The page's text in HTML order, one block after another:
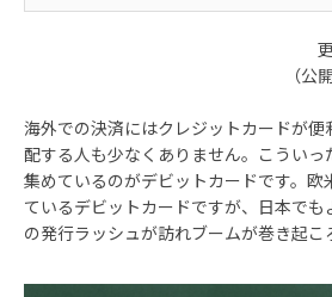
（公
海外での決済にはクレジットカードが
配する人も少なくありません。こうい
集めているのがデビットカードです。欧
ているデビットカードですが、日本でも
の発行ラッシュが訪れブームが巻き起こ